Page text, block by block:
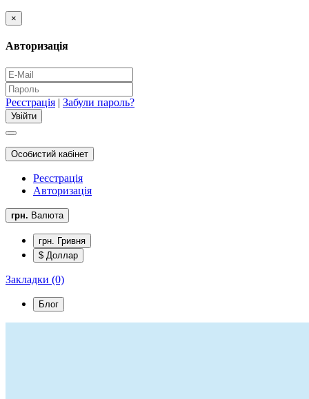
×
Авторизація
Реєстрація | Забули пароль?
Особистий кабінет
Реєстрація
Авторизація
грн. Валюта
грн. Гривня
$ Доллар
Закладки (0)
Блог